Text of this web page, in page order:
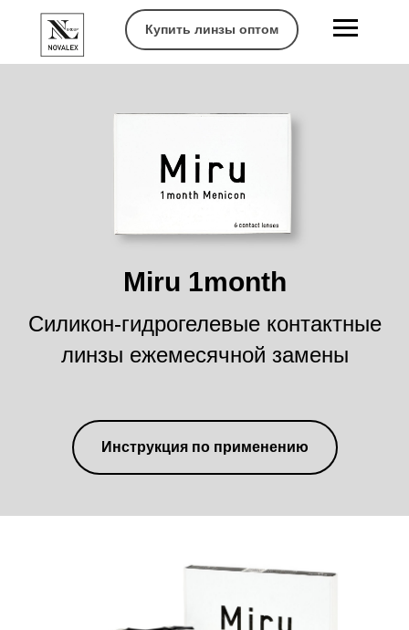
Купить линзы оптом
Miru 1month
Cиликон-гидрогелевые контактные
линзы ежемесячной замены
Инструкция по применению